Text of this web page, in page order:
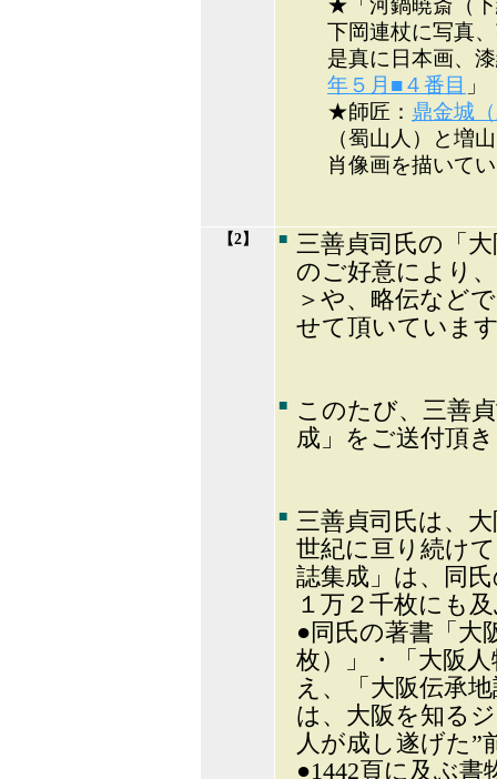
★「河鍋暁斎（
下岡連杖に写真
是真に日本画、
年５月■４番目 」
★師匠： 鼎金城
（蜀山人）と増
肖像画を描いて
【2】 ■ 三善貞司氏の「
のご好意により
＞や、略伝など
せて頂いていま
■
このたび、三善
成」をご送付頂
■ 三善貞司氏は、
世紀に亘り続け
誌集成」は、同
１万２千枚にも
●同氏の著書「大
枚）」・「大阪
え、「大阪伝承
は、大阪を知る
人が成し遂げた”
●1442頁に及ぶ書